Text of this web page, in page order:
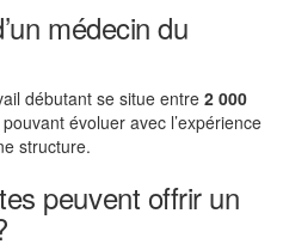
médecin du
débutant se situe entre 2 000
pouvant évoluer avec l’expérience
structure.
peuvent offrir un